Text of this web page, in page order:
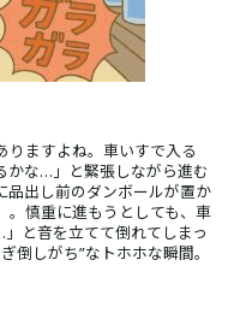
りますよね。車いすで入る
かな…」と緊張しながら進む
品出し前のダンボールが置か
。慎重に進もうとしても、車
と音を立てて倒れてしまっ
倒しがち”なトホホな瞬間。